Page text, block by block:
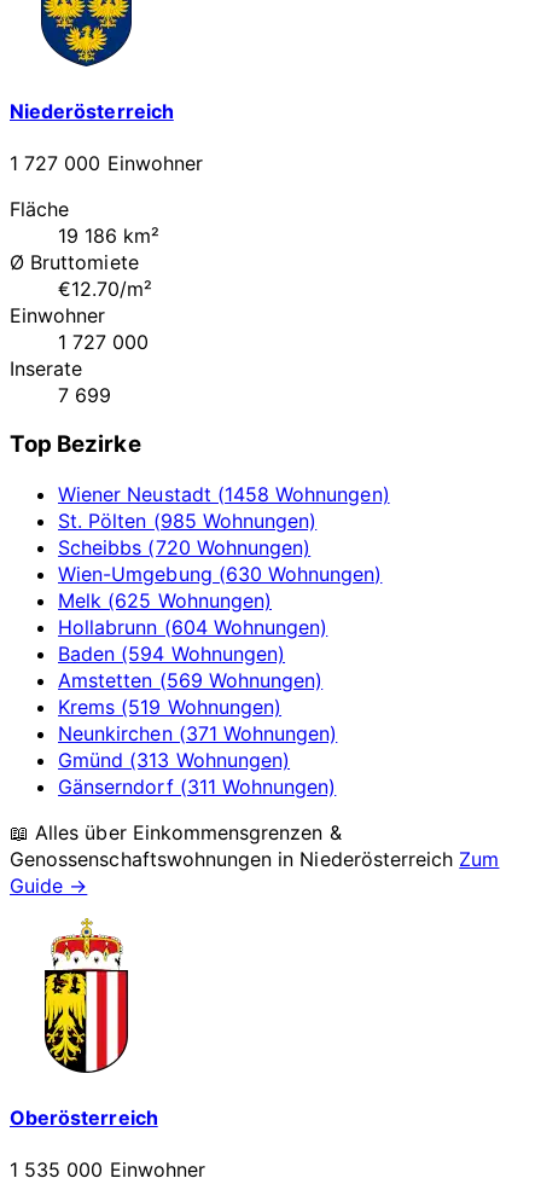
Niederösterreich
1 727 000 Einwohner
Fläche
19 186 km²
Ø Bruttomiete
€12.70/m²
Einwohner
1 727 000
Inserate
7 699
Top Bezirke
Wiener Neustadt (1458 Wohnungen)
St. Pölten (985 Wohnungen)
Scheibbs (720 Wohnungen)
Wien-Umgebung (630 Wohnungen)
Melk (625 Wohnungen)
Hollabrunn (604 Wohnungen)
Baden (594 Wohnungen)
Amstetten (569 Wohnungen)
Krems (519 Wohnungen)
Neunkirchen (371 Wohnungen)
Gmünd (313 Wohnungen)
Gänserndorf (311 Wohnungen)
📖 Alles über Einkommensgrenzen &
Genossenschaftswohnungen in Niederösterreich Zum
Guide →
Oberösterreich
1 535 000 Einwohner